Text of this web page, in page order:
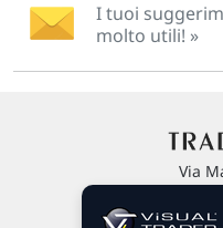
I tuoi
molto utili! »
Via
P.IVA